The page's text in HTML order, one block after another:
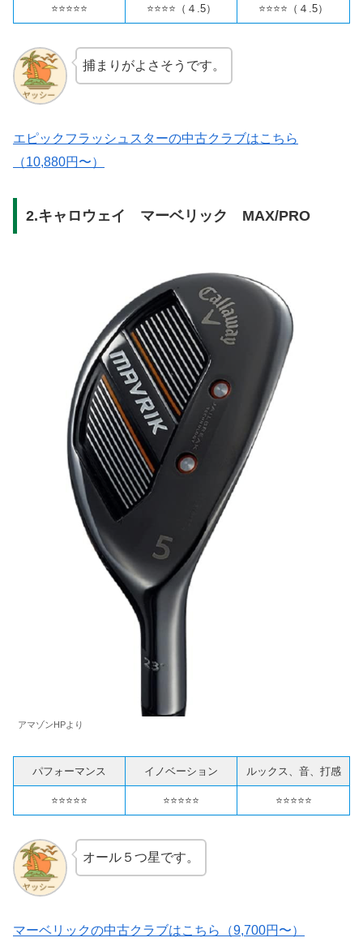
⭐️⭐️⭐️⭐️⭐️ ⭐️⭐️⭐️⭐️（４.5） ⭐️⭐️⭐️⭐️（４.5）
捕まりがよさそうです。
エピックフラッシュスターの中古クラブはこちら
（10,880円〜）
2.キャロウェイ マーベリック MAX/PRO
アマゾンHPより
パフォーマンス イノベーション ルックス、音、打感
⭐️⭐️⭐️⭐️⭐️ ⭐️⭐️⭐️⭐️⭐️ ⭐️⭐️⭐️⭐️⭐️
オール５つ星です。
マーベリックの中古クラブはこちら（9,700円〜）